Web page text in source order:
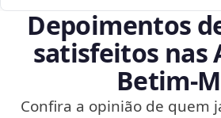
Depoimentos
satisfeitos nas
Confira a opinião de quem